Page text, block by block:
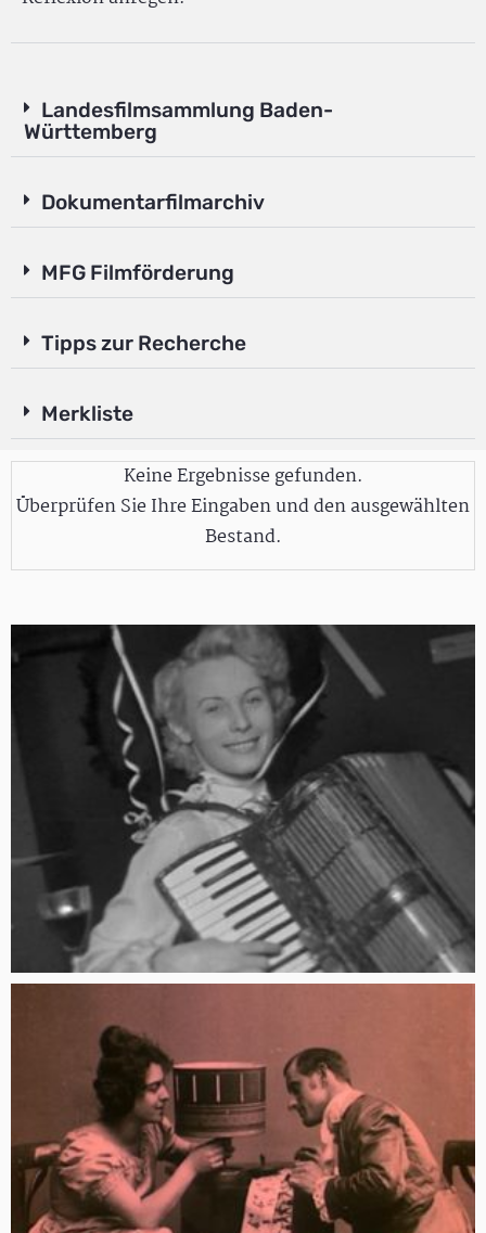
Landesfilmsammlung Baden-
Württemberg
Dokumentarfilmarchiv
MFG Filmförderung
Tipps zur Recherche
Merkliste
Keine Ergebnisse gefunden.
Überprüfen Sie Ihre Eingaben und den ausgewählten
Bestand.